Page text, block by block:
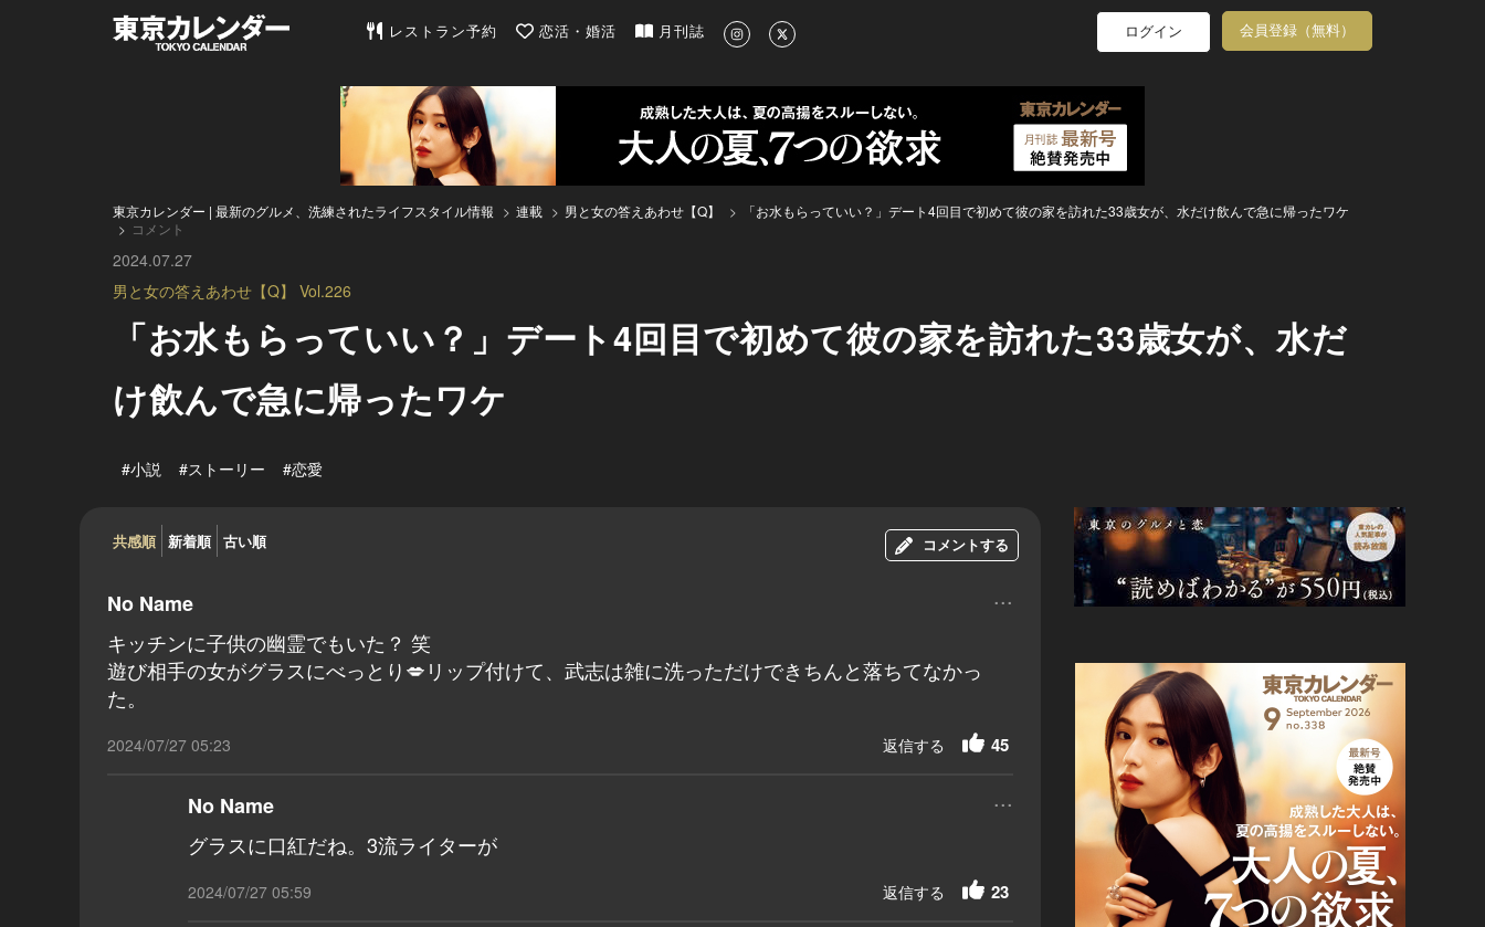
東京カレンダー | 最新のグルメ、洗練されたライフスタイル情報
レストラン予約 恋活・婚活 月刊誌 ログイン 会員登録（無料）
東京カレンダー | 最新のグルメ、洗練されたライフスタイル情報 連載 男と女の答えあわせ【Q】
「お水もらっていい？」デート4回目で初めて彼の家を訪れた33歳女が、水だけ飲んで急に帰ったワケ
コメント
2024.07.27
男と女の答えあわせ【Q】 Vol.226
「お水もらっていい？」デート4回目で初めて彼の家を訪れた33歳女が、水だ
け飲んで急に帰ったワケ
#小説 #ストーリー #恋愛
共感順 新着順 古い順 コメントする
No Name ...
キッチンに子供の幽霊でもいた？ 笑
遊び相手の女がグラスにべっとり💋リップ付けて、武志は雑に洗っただけできちんと落ちてなかっ
た。
2024/07/27 05:23 45
返信する
No Name ...
グラスに口紅だね。3流ライターが
2024/07/27 05:59 23
返信する